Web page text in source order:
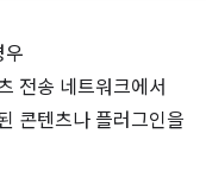
우
전송 네트워크에서
콘텐츠나 플러그인을